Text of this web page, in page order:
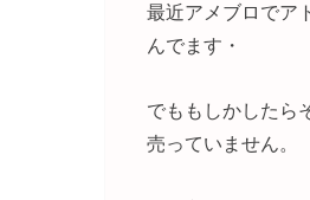
最近アメブロでア
んでます・
でももしかしたら
売っていません。